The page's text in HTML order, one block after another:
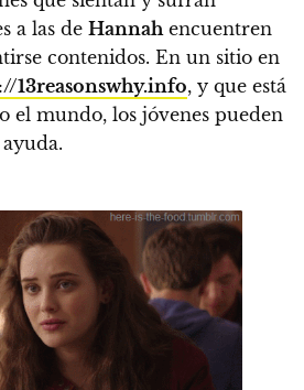
a las de Hannah encuentren
contenidos. En un sitio en
13reasonswhy.info, y que está
el mundo, los jóvenes pueden